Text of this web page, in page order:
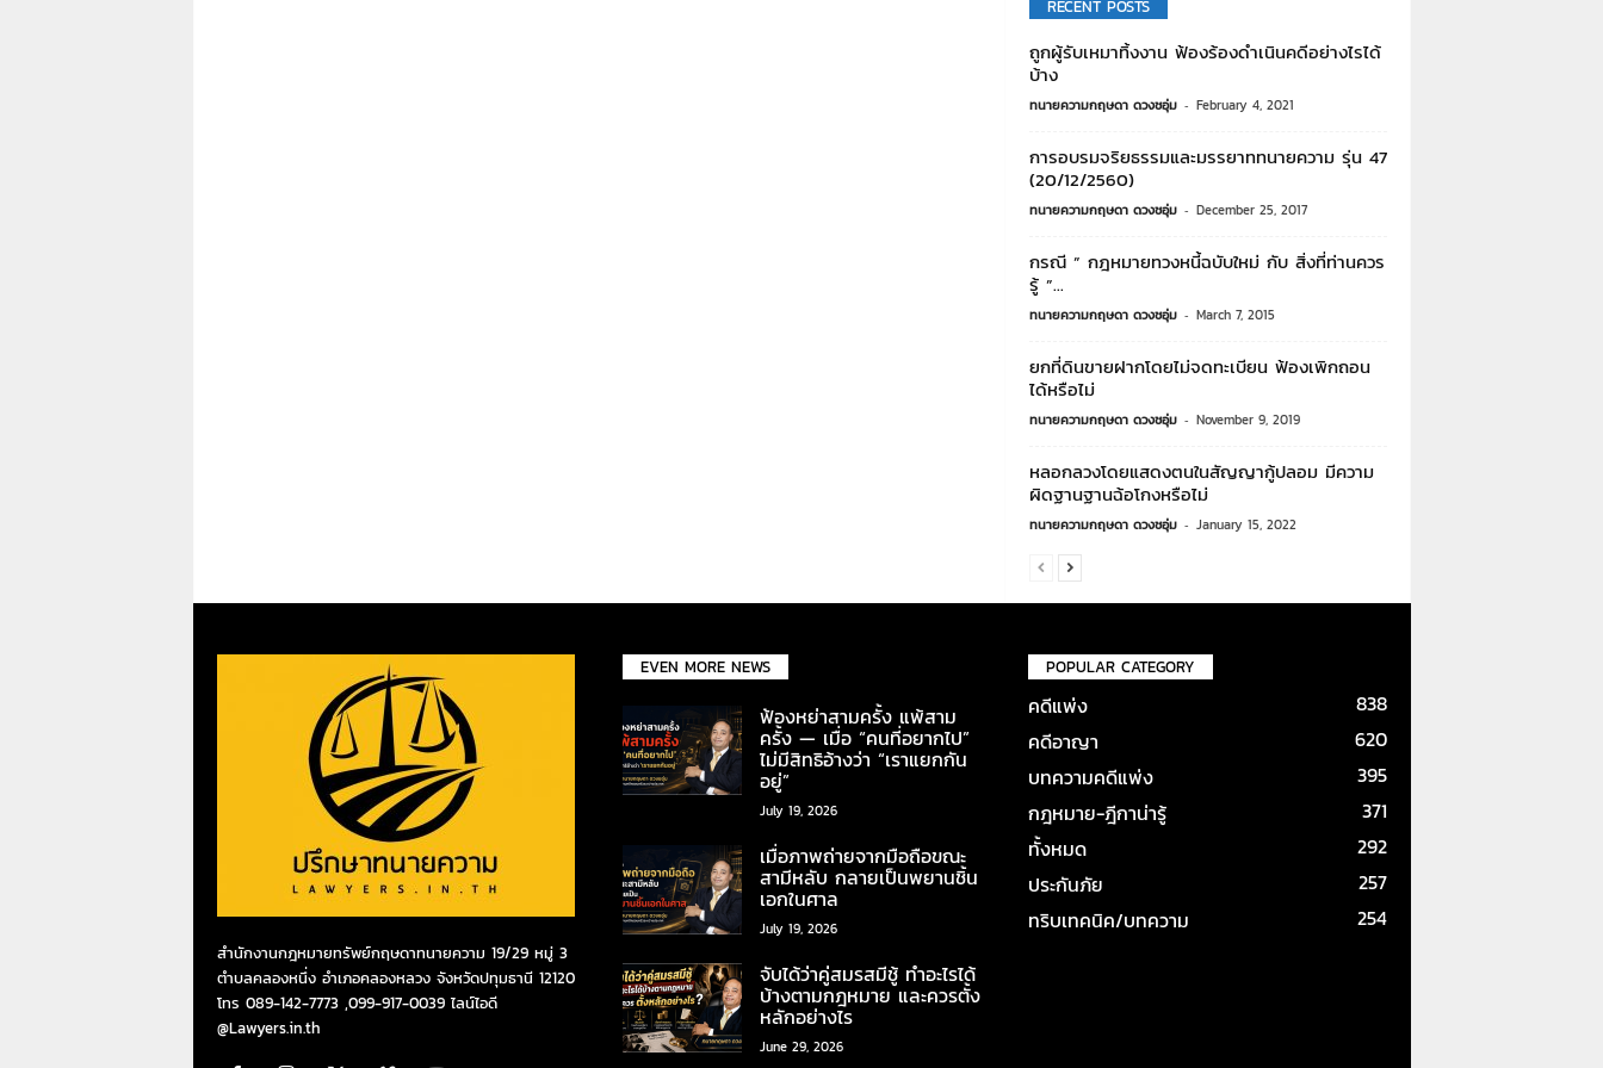
RECENT POSTS
ถูกผู้รับเหมาทิ้งงาน ฟ้องร้องดำเนินคดีอย่างไรได้
บ้าง
ทนายความกฤษดา ดวงชอุ่ม - February 4, 2021
การอบรมจริยธรรมและมรรยาททนายความ รุ่น 47
(20/12/2560)
ทนายความกฤษดา ดวงชอุ่ม - December 25, 2017
กรณี ” กฎหมายทวงหนี้ฉบับใหม่ กับ สิ่งที่ท่านควร
รู้ ”...
ทนายความกฤษดา ดวงชอุ่ม - March 7, 2015
ยกที่ดินขายฝากโดยไม่จดทะเบียน ฟ้องเพิกถอน
ได้หรือไม่
ทนายความกฤษดา ดวงชอุ่ม - November 9, 2019
หลอกลวงโดยแสดงตนในสัญญากู้ปลอม มีความ
ผิดฐานฐานฉ้อโกงหรือไม่
ทนายความกฤษดา ดวงชอุ่ม - January 15, 2022
สำนักงานกฎหมายทรัพย์กฤษดาทนายความ 19/29 หมู่ 3
ตำบลคลองหนึ่ง อำเภอคลองหลวง จังหวัดปทุมธานี 12120
โทร 089-142-7773 ,099-917-0039 ไลน์ไอดี
@Lawyers.in.th
EVEN MORE NEWS
ฟ้องหย่าสามครั้ง แพ้สาม
ครั้ง — เมื่อ “คนที่อยากไป”
ไม่มีสิทธิอ้างว่า “เราแยกกัน
อยู่”
July 19, 2026
เมื่อภาพถ่ายจากมือถือขณะ
สามีหลับ กลายเป็นพยานชิ้น
เอกในศาล
July 19, 2026
จับได้ว่าคู่สมรสมีชู้ ทำอะไรได้
บ้างตามกฎหมาย และควรตั้ง
หลักอย่างไร
June 29, 2026
POPULAR CATEGORY
คดีแพ่ง
838
คดีอาญา
620
บทความคดีแพ่ง
395
กฎหมาย-ฎีกาน่ารู้
371
ทั้งหมด
292
ประกันภัย
257
ทริบเทคนิค/บทความ
254